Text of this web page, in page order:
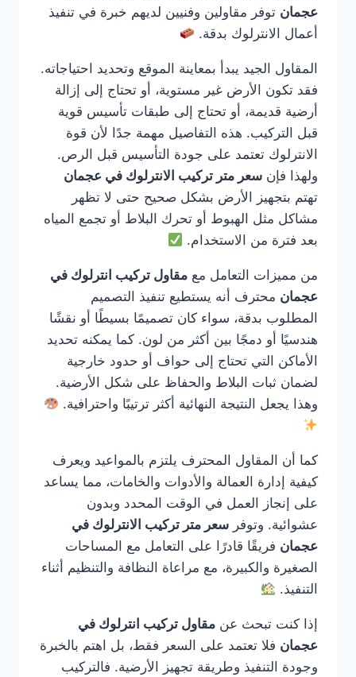
عجمان توفر مقاولين وفنيين لديهم خبرة في تنفيذ
أعمال الانترلوك بدقة.
المقاول الجيد يبدأ بمعاينة الموقع وتحديد احتياجاته.
فقد تكون الأرض غير مستوية، أو تحتاج إلى إزالة
أرضية قديمة، أو تحتاج إلى طبقات تأسيس قوية
قبل التركيب. هذه التفاصيل مهمة جدًا لأن قوة
الانترلوك تعتمد على جودة التأسيس قبل الرص.
ولهذا فإن سعر متر تركيب الانترلوك في عجمان
تهتم بتجهيز الأرض بشكل صحيح حتى لا تظهر
مشاكل مثل الهبوط أو تحرك البلاط أو تجمع المياه
بعد فترة من الاستخدام.
من مميزات التعامل مع مقاول تركيب انترلوك في
عجمان محترف أنه يستطيع تنفيذ التصميم
المطلوب بدقة، سواء كان تصميمًا بسيطًا أو نقشًا
هندسيًا أو دمجًا بين أكثر من لون. كما يمكنه تحديد
الأماكن التي تحتاج إلى حواف أو حدود خارجية
لضمان ثبات البلاط والحفاظ على شكل الأرضية.
وهذا يجعل النتيجة النهائية أكثر ترتيبًا واحترافية.
كما أن المقاول المحترف يلتزم بالمواعيد ويعرف
كيفية إدارة العمالة والأدوات والخامات، مما يساعد
على إنجاز العمل في الوقت المحدد وبدون
عشوائية. وتوفر سعر متر تركيب الانترلوك في
عجمان فريقًا قادرًا على التعامل مع المساحات
الصغيرة والكبيرة، مع مراعاة النظافة والتنظيم أثناء
التنفيذ.
إذا كنت تبحث عن مقاول تركيب انترلوك في
عجمان فلا تعتمد على السعر فقط، بل اهتم بالخبرة
وجودة التنفيذ وطريقة تجهيز الأرضية. فالتركيب